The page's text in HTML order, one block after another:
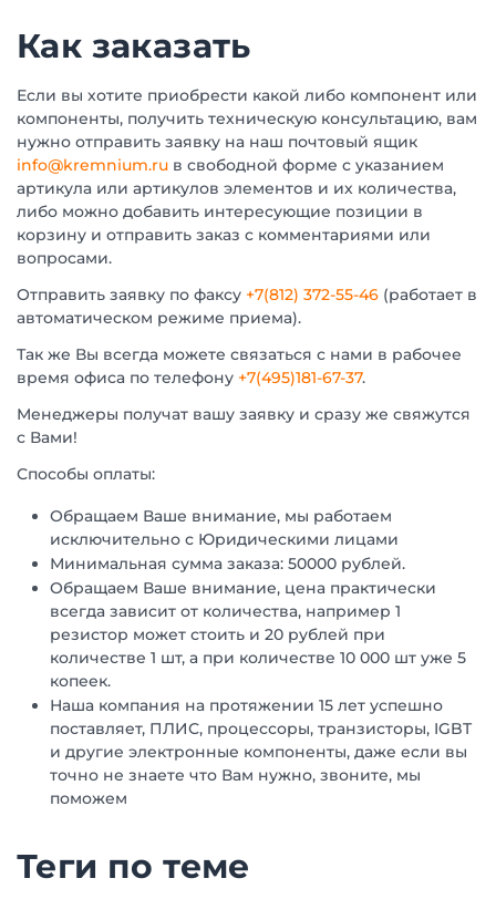
Как заказать
Если вы хотите приобрести какой либо компонент или
компоненты, получить техническую консультацию, вам
нужно отправить заявку на наш почтовый ящик
info@kremnium.ru в свободной форме с указанием
артикула или артикулов элементов и их количества,
либо можно добавить интересующие позиции в
корзину и отправить заказ с комментариями или
вопросами.
Отправить заявку по факсу +7(812) 372-55-46 (работает в
автоматическом режиме приема).
Так же Вы всегда можете связаться с нами в рабочее
время офиса по телефону +7(495)181-67-37.
Менеджеры получат вашу заявку и сразу же свяжутся
с Вами!
Способы оплаты:
Обращаем Ваше внимание, мы работаем
исключительно с Юридическими лицами
Минимальная сумма заказа: 50000 рублей.
Обращаем Ваше внимание, цена практически
всегда зависит от количества, например 1
резистор может стоить и 20 рублей при
количестве 1 шт, а при количестве 10 000 шт уже 5
копеек.
Наша компания на протяжении 15 лет успешно
поставляет, ПЛИС, процессоры, транзисторы, IGBT
и другие электронные компоненты, даже если вы
точно не знаете что Вам нужно, звоните, мы
поможем
Теги по теме